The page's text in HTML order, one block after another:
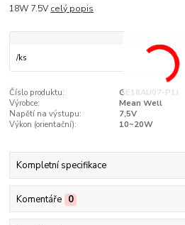
18W 7.5Vcelý popis
/ks
Číslo produktu:
GE18AU07-P1J
Výrobce:
Mean Well
Napětí na výstupu:
7,5V
Výkon (orientační):
10~20W
Kompletní specifikace
Komentáře 0